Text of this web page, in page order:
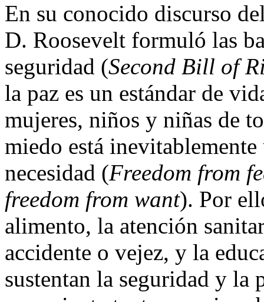
En su conocido discurso
D. Roosevelt formuló las
seguridad (Second Bill of
la paz es un estándar de
mujeres, niños y niñas de
miedo está
necesidad (Freedom from
freedom from want). Por
alimento, la atención
accidente o vejez, y la
sustentan la seguridad y la